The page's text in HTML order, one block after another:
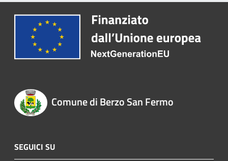
Comune di Berzo San Fermo
SEGUICI SU